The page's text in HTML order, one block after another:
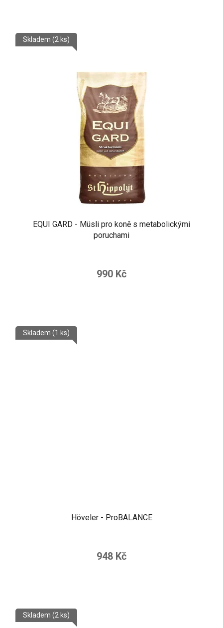
EQUI GARD - Müsli pro koně s metabolickými
poruchami
Skladem (2 ks)
990 Kč
Höveler - ProBALANCE
Skladem (1 ks)
948 Kč
Skladem (2 ks)